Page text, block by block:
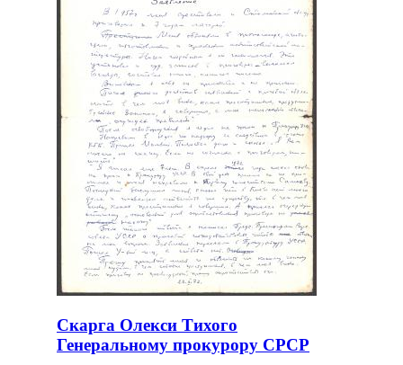
Скарга Олекси Тихого
Генеральному прокурору СРСР